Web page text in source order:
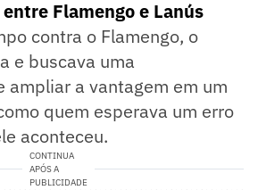
Flamengo e Lanús
contra o Flamengo, o
e buscava uma
ampliar a vantagem em um
quem esperava um erro
aconteceu.
CONTINUA
APÓS A
PUBLICIDADE